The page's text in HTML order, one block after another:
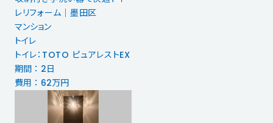
レリフォーム｜墨田区
マンション
トイレ
トイレ：TOTO ピュアレストEX
期間 ： 2日
費用 ： 62万円